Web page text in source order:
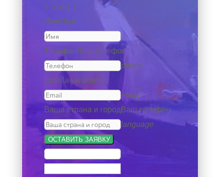
1 Step 1
ИмяИмя
ТелефонВаш телефон
phone
Emaila valid email
email
Ваша страна и городВаш телефон
language
ОСТАВИТЬ ЗАЯВКУ